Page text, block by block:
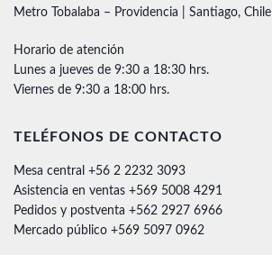
Metro Tobalaba – Providencia | Santiago, Chile
Horario de atención
Lunes a jueves de 9:30 a 18:30 hrs.
Viernes de 9:30 a 18:00 hrs.
TELÉFONOS DE CONTACTO
Mesa central +56 2 2232 3093
Asistencia en ventas +569 5008 4291
Pedidos y postventa +562 2927 6966
Mercado público +569 5097 0962